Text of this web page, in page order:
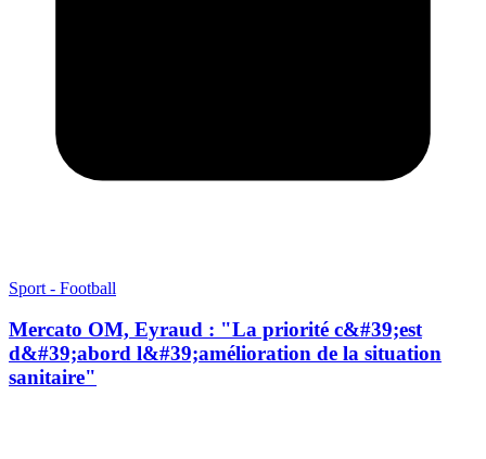
Sport - Football
Mercato OM, Eyraud : "La priorité c&#39;est
d&#39;abord l&#39;amélioration de la situation
sanitaire"